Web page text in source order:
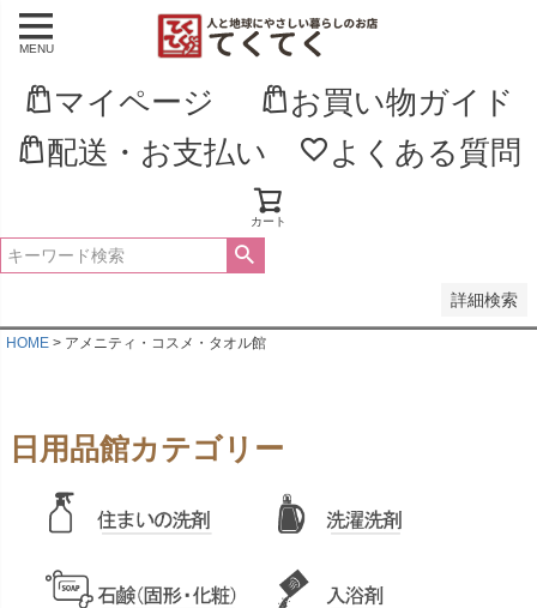
MENU
マイページ
お買い物ガイド
配送・お支払い
よくある質問
カート
詳細検索
新着順
登録順
価格が高い順
優先度順
HOME アメニティ・コスメ・タオル館
日用品館カテゴリー